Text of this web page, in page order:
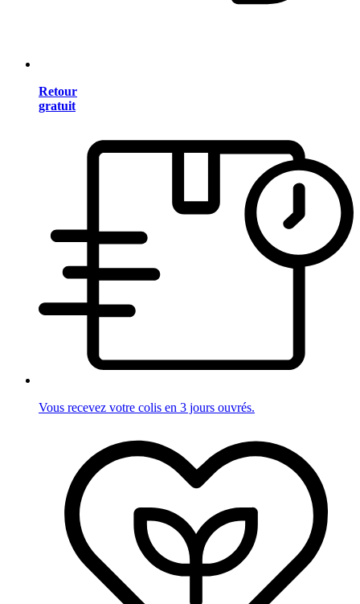
Retour
gratuit
Vous recevez votre colis en 3 jours ouvrés.